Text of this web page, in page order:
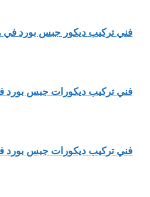
فني تركيب ديكور جبس بورد
فني تركيب ديكورات جبس بورد
فني تركيب ديكورات جبس بورد